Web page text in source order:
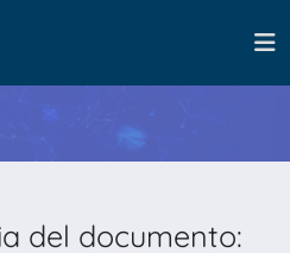
del documento: